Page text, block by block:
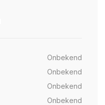
Onbekend
Onbekend
Onbekend
Onbekend